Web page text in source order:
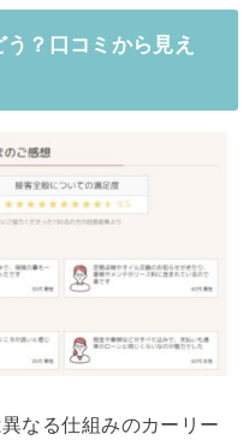
？口コミから見え
なる仕組みのカーリー